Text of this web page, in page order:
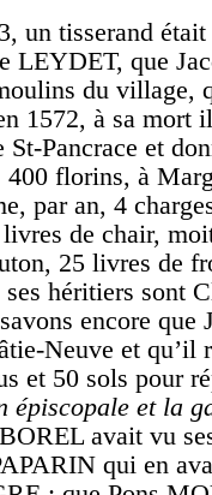
un tisserand
LEYDET, que
du village,
1572, à sa mort
Pancrace et
florins, à
par an, 4
de chair,
25 livres de
héritiers sont
encore que
Neuve et qu’il
et 50 sols pour
épiscopale et la
avait vu
qui en